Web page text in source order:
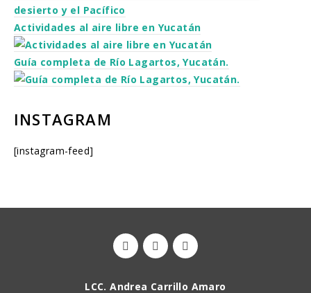
desierto y el Pacífico
Actividades al aire libre en Yucatán
Guía completa de Río Lagartos, Yucatán.
INSTAGRAM
[instagram-feed]
LCC. Andrea Carrillo Amaro